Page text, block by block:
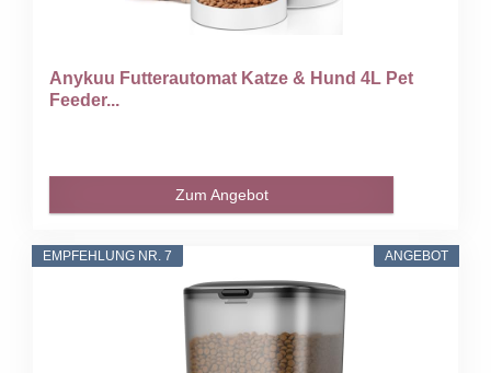
Anykuu Futterautomat Katze & Hund 4L Pet
Feeder...
Zum Angebot
ANGEBOT
EMPFEHLUNG NR. 7